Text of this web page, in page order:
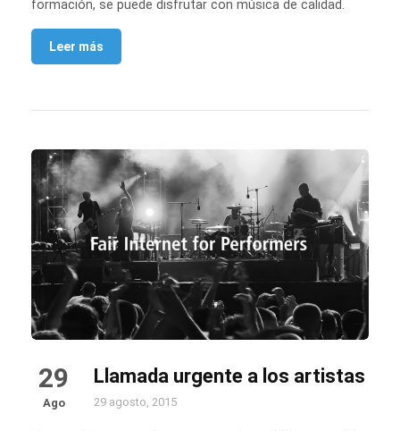
formación, se puede disfrutar con música de calidad.
Leer más
29
Ago
Llamada urgente a los artistas
29 agosto, 2015